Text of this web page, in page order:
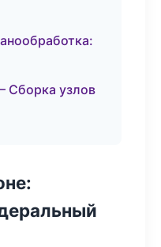
Сборка узлов